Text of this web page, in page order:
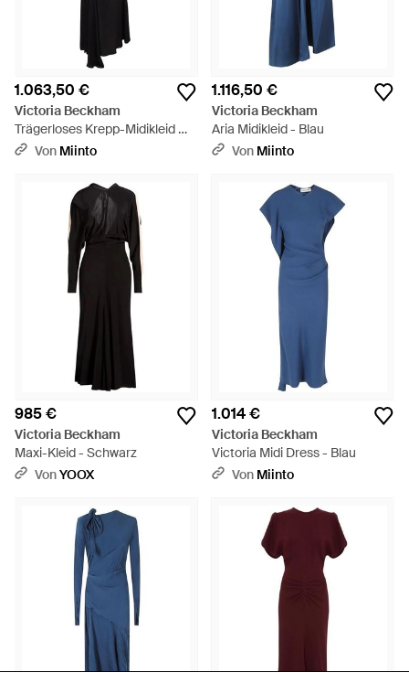
1.063,50 €
Victoria Beckham
Trägerloses Krepp-Midikleid Mit
Nahtdetails - Schwarz
Von Miinto
1.116,50 €
Victoria Beckham
Aria Midikleid - Blau
Von Miinto
985 €
Victoria Beckham
Maxi-Kleid - Schwarz
VonYOOX
1.014 €
Victoria Beckham
Victoria Midi Dress - Blau
Von Miinto